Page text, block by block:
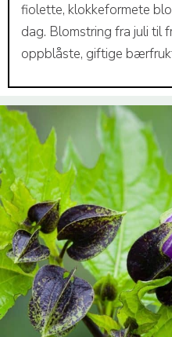
fiolette, klokkeformete
dag. Blomstring fra juli til
oppblåste, giftige